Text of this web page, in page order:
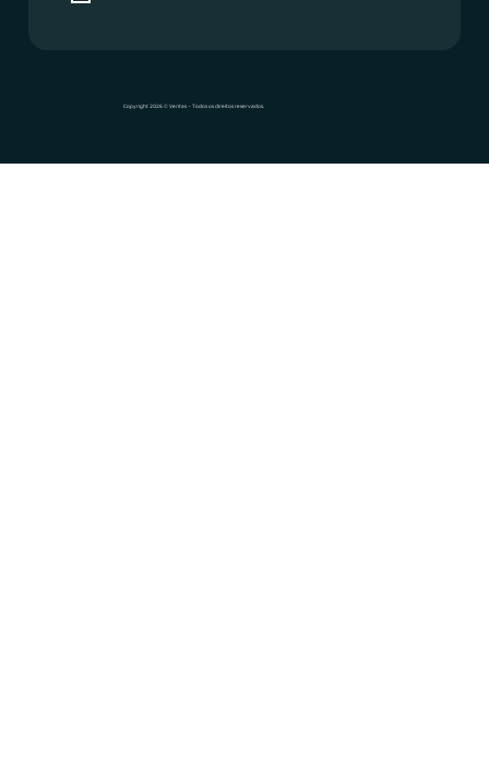
Copyright 2026 © Veritas – Todos os direitos reservados.